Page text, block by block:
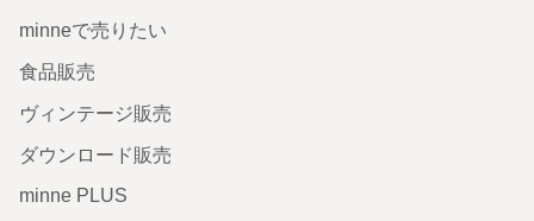
minneで売りたい
食品販売
ヴィンテージ販売
ダウンロード販売
minne PLUS